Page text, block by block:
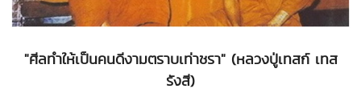
"ศีลทำให้เป็นคนดีงามตราบเท่าชรา" (หลวงปู่เทสก์ เทส
รังสี)